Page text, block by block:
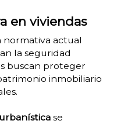
en viviendas
normativa actual
la seguridad
buscan proteger
inmobiliario
se